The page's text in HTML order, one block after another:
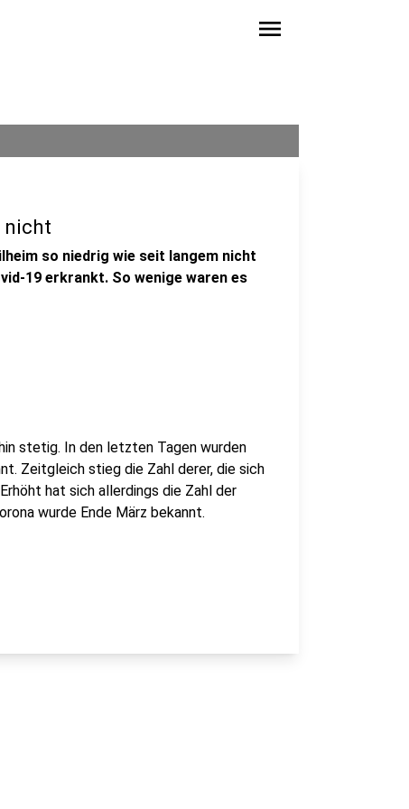
menu
nicht
so niedrig wie seit langem nicht
19 erkrankt. So wenige waren es
stetig. In den letzten Tagen wurden
Zeitgleich stieg die Zahl derer, die sich
hat sich allerdings die Zahl der
wurde Ende März bekannt.